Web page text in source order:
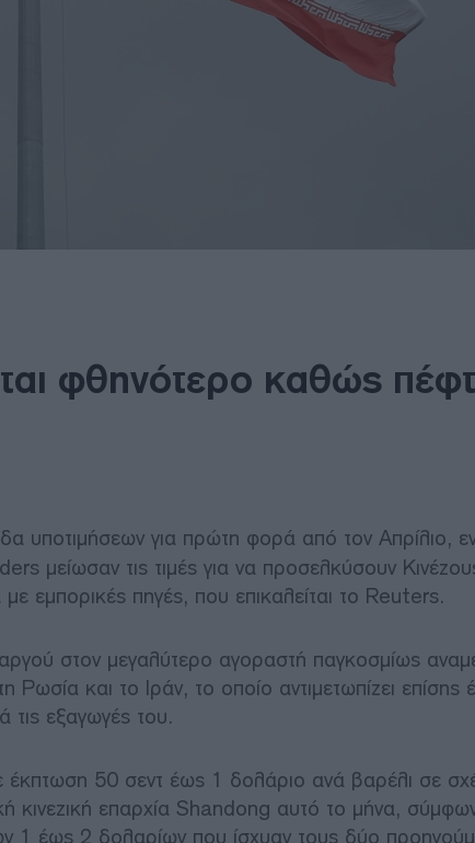
φθηνότερο καθώς
υποτιμήσεων για πρώτη φορά από τον Απρίλιο,
μείωσαν τις τιμές για να προσελκύσουν
εμπορικές πηγές, που επικαλείται το Reuters.
στον μεγαλύτερο αγοραστή παγκοσμίως
και το Ιράν, το οποίο αντιμετωπίζει επίσης
τις εξαγωγές του.
έκπτωση 50 σεντ έως 1 δολάριο ανά βαρέλι σε
κινεζική επαρχία Shandong αυτό το μήνα,
1 έως 2 δολαρίων που ίσχυαν τους δύο